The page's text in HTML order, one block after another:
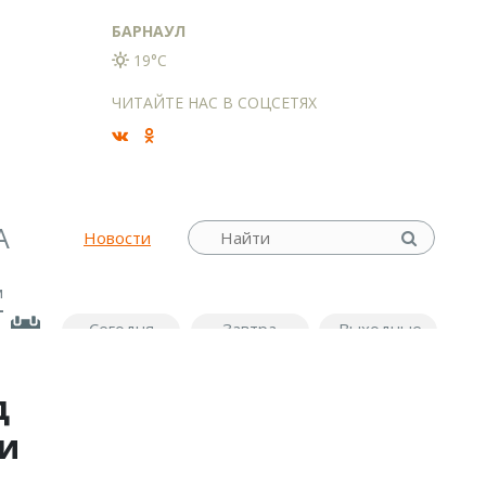
БАРНАУЛ
19°C
ЧИТАЙТЕ НАС В СОЦСЕТЯХ
Новости
Сегодня
Завтра Выходные